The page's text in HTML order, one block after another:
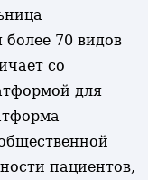
70 видов
со
для
пациентов,